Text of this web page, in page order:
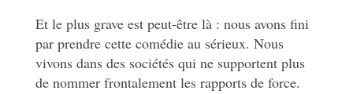
Et le plus grave est peut-être là : nous avons fini
par prendre cette comédie au sérieux. Nous
vivons dans des sociétés qui ne supportent plus
de nommer frontalement les rapports de force.